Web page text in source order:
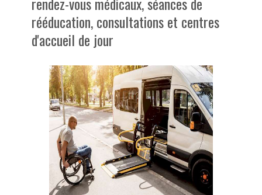
rééducation, consultations et centres
d'accueil de jour